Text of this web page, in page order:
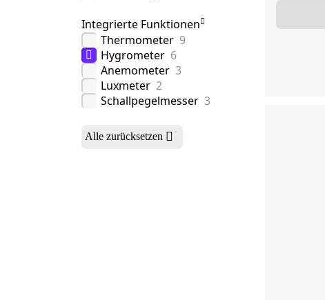
Integrierte Funktionen
Thermometer 9
Hygrometer 6
Anemometer 3
Luxmeter 2
Schallpegelmesser 3
Alle zurücksetzen